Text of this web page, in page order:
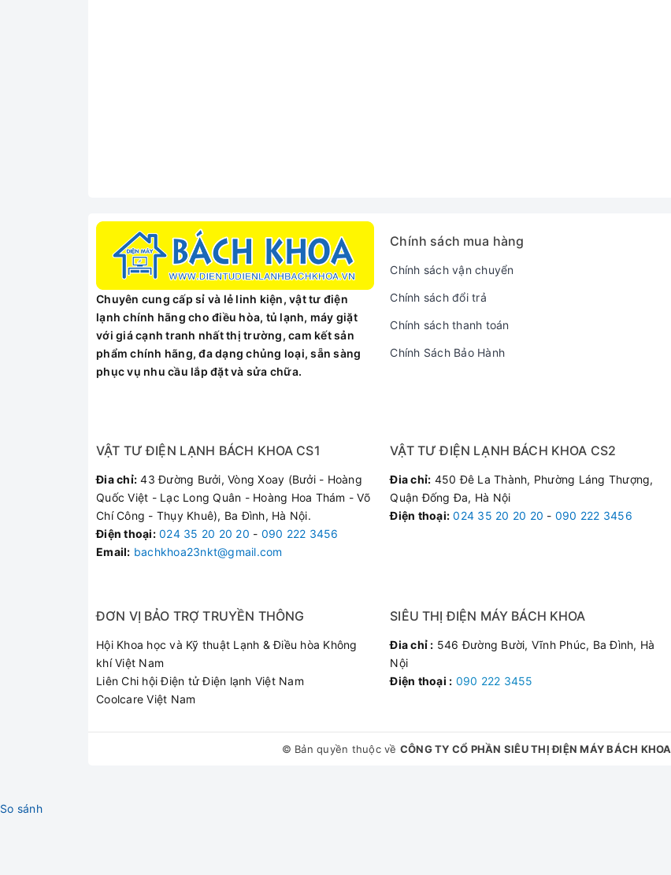
Chuyên cung cấp sỉ và lẻ linh kiện, vật tư điện
lạnh chính hãng cho điều hòa, tủ lạnh, máy giặt
với giá cạnh tranh nhất thị trường, cam kết sản
phẩm chính hãng, đa dạng chủng loại, sẵn sàng
phục vụ nhu cầu lắp đặt và sửa chữa.
Chính sách mua hàng
Chính sách vận chuyển
Chính sách đổi trả
Chính sách thanh toán
Chính Sách Bảo Hành
VẬT TƯ ĐIỆN LẠNH BÁCH KHOA CS1
Đia chỉ: 43 Đường Bưởi, Vòng Xoay (Bưởi - Hoàng
Quốc Việt - Lạc Long Quân - Hoàng Hoa Thám - Võ
Chí Công - Thụy Khuê), Ba Đình, Hà Nội.
Điện thoại: 024 35 20 20 20 - 090 222 3456
Email: bachkhoa23nkt@gmail.com
VẬT TƯ ĐIỆN LẠNH BÁCH KHOA CS2
Đia chỉ: 450 Đê La Thành, Phường Láng Thượng,
Quận Đống Đa, Hà Nội
Điện thoại: 024 35 20 20 20 - 090 222 3456
ĐƠN VỊ BẢO TRỢ TRUYỀN THÔNG
Hội Khoa học và Kỹ thuật Lạnh & Điều hòa Không
khí Việt Nam
Liên Chi hội Điện tử Điện lạnh Việt Nam
Coolcare Việt Nam
SIÊU THỊ ĐIỆN MÁY BÁCH KHOA
Đia chỉ : 546 Đường Bười, Vĩnh Phúc, Ba Đình, Hà
Nội
Điện thoại : 090 222 3455
© Bản quyền thuộc về CÔNG TY CỔ PHẦN SIÊU THỊ ĐIỆN MÁY BÁCH KHOA
So sánh